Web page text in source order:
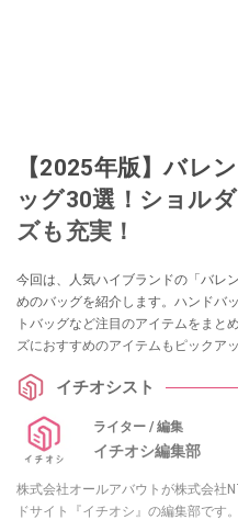
【2025年版】バレ
ッグ30選！ショル
ズも充実！
今回は、人気ハイブランドの「バレ
めのバッグを紹介します。ハンドバ
トバッグなど注目のアイテムをまと
ズにおすすめのアイテムもピックア
イチオシスト
ライター / 編集
イチオシ編集部
株式会社オールアバウトが株式会社
ドサイト『イチオシ』の編集部です。